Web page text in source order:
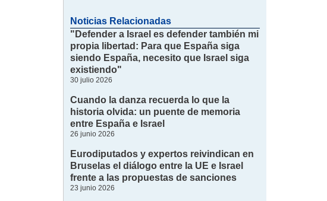
Noticias Relacionadas
"Defender a Israel es defender también mi
propia libertad: Para que España siga
siendo España, necesito que Israel siga
existiendo"
30 julio 2026
Cuando la danza recuerda lo que la
historia olvida: un puente de memoria
entre España e Israel
26 junio 2026
Eurodiputados y expertos reivindican en
Bruselas el diálogo entre la UE e Israel
frente a las propuestas de sanciones
23 junio 2026